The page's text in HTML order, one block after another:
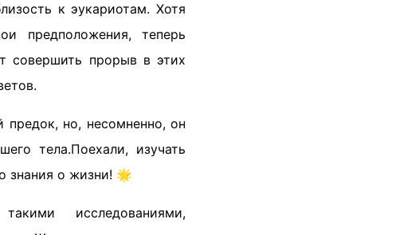
к эукариотам. Хотя
предположения, теперь
совершить прорыв в этих
но, несомненно, он
тела.Поехали, изучать
знания о жизни! 🌟
исследованиями,